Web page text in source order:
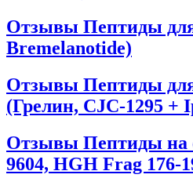
Отзывы Пептиды
Bremelanotide)
Отзывы Пептиды
(Грелин, CJC-1295 +
Отзывы Пептиды на
9604, HGH Frag 176-